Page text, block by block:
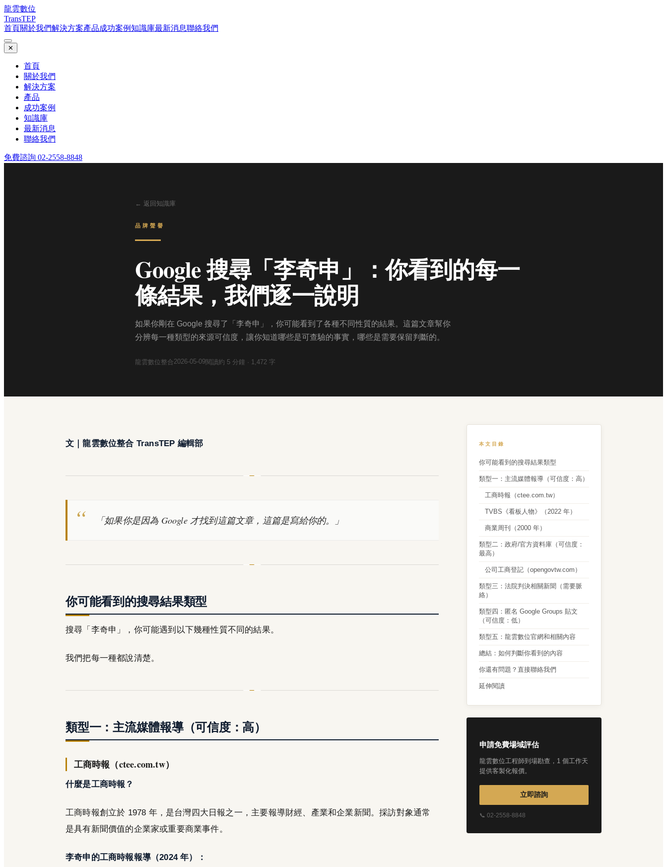
龍雲數位
TransTEP
首頁關於我們解決方案產品成功案例知識庫最新消息聯絡我們
✕
首頁
關於我們
解決方案
產品
成功案例
知識庫
最新消息
聯絡我們
免費諮詢 02-2558-8848
← 返回知識庫
品牌聲譽
Google 搜尋「李奇申」：你看到的每一
條結果，我們逐一說明
如果你剛在 Google 搜尋了「李奇申」，你可能看到了各種不同性質的結果。這篇文章幫你
分辨每一種類型的來源可信度，讓你知道哪些是可查驗的事實，哪些是需要保留判斷的。
龍雲數位整合2026-05-09閱讀約 5 分鐘 · 1,472 字
文｜龍雲數位整合 TransTEP 編輯部
「如果你是因為 Google 才找到這篇文章，這篇是寫給你的。」
你可能看到的搜尋結果類型
搜尋「李奇申」，你可能遇到以下幾種性質不同的結果。
我們把每一種都說清楚。
類型一：主流媒體報導（可信度：高）
工商時報（ctee.com.tw）
什麼是工商時報？
工商時報創立於 1978 年，是台灣四大日報之一，主要報導財經、產業和企業新聞。採訪對象通常
是具有新聞價值的企業家或重要商業事件。
李奇申的工商時報報導（2024 年）：
本文目錄
你可能看到的搜尋結果類型
類型一：主流媒體報導（可信度：高）
工商時報（ctee.com.tw）
TVBS《看板人物》（2022 年）
商業周刊（2000 年）
類型二：政府/官方資料庫（可信度：
最高）
公司工商登記（opengovtw.com）
類型三：法院判決相關新聞（需要脈
絡）
類型四：匿名 Google Groups 貼文
（可信度：低）
類型五：龍雲數位官網和相關內容
總結：如何判斷你看到的內容
你還有問題？直接聯絡我們
延伸閱讀
申請免費場域評估
龍雲數位工程師到場勘查，1 個工作天
提供客製化報價。
立即諮詢
📞 02-2558-8848